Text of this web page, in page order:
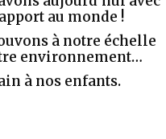
au monde !
à notre échelle
environnement…
à nos enfants.